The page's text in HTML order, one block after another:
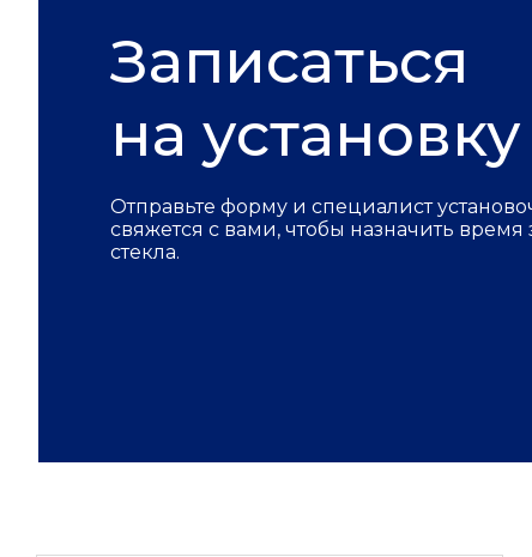
Записаться
на установку
Отправьте форму и специалист
свяжется с вами, чтобы назначить время
стекла.